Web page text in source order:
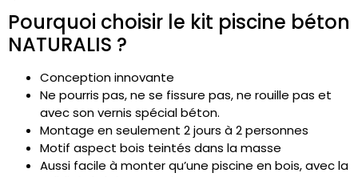
Pourquoi choisir le kit piscine béton
NATURALIS ?
Conception innovante
Ne pourris pas, ne se fissure pas, ne rouille pas et
avec son vernis spécial béton.
Montage en seulement 2 jours à 2 personnes
Motif aspect bois teintés dans la masse
Aussi facile à monter qu’une piscine en bois, avec la